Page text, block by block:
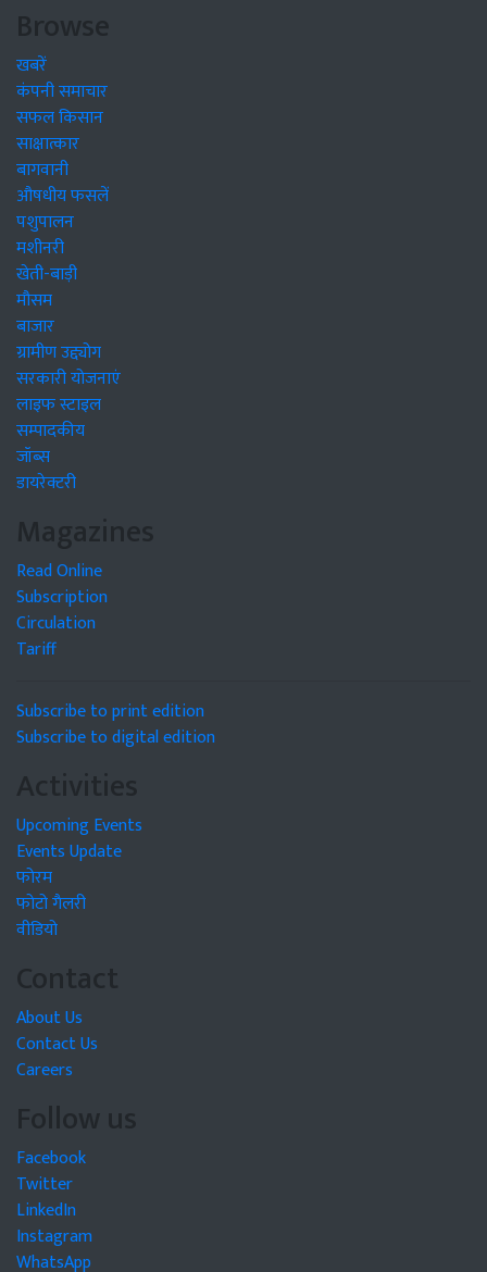
Browse
खबरें
कंपनी समाचार
सफल किसान
साक्षात्कार
बागवानी
औषधीय फसलें
पशुपालन
मशीनरी
खेती-बाड़ी
मौसम
बाजार
ग्रामीण उद्द्योग
सरकारी योजनाएं
लाइफ स्टाइल
सम्पादकीय
जॉब्स
डायरेक्टरी
Magazines
Read Online
Subscription
Circulation
Tariff
Subscribe to print edition
Subscribe to digital edition
Activities
Upcoming Events
Events Update
फोरम
फोटो गैलरी
वीडियो
Contact
About Us
Contact Us
Careers
Follow us
Facebook
Twitter
LinkedIn
Instagram
WhatsApp